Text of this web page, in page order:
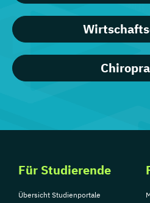
Für Studierende
Übersicht Studienportale